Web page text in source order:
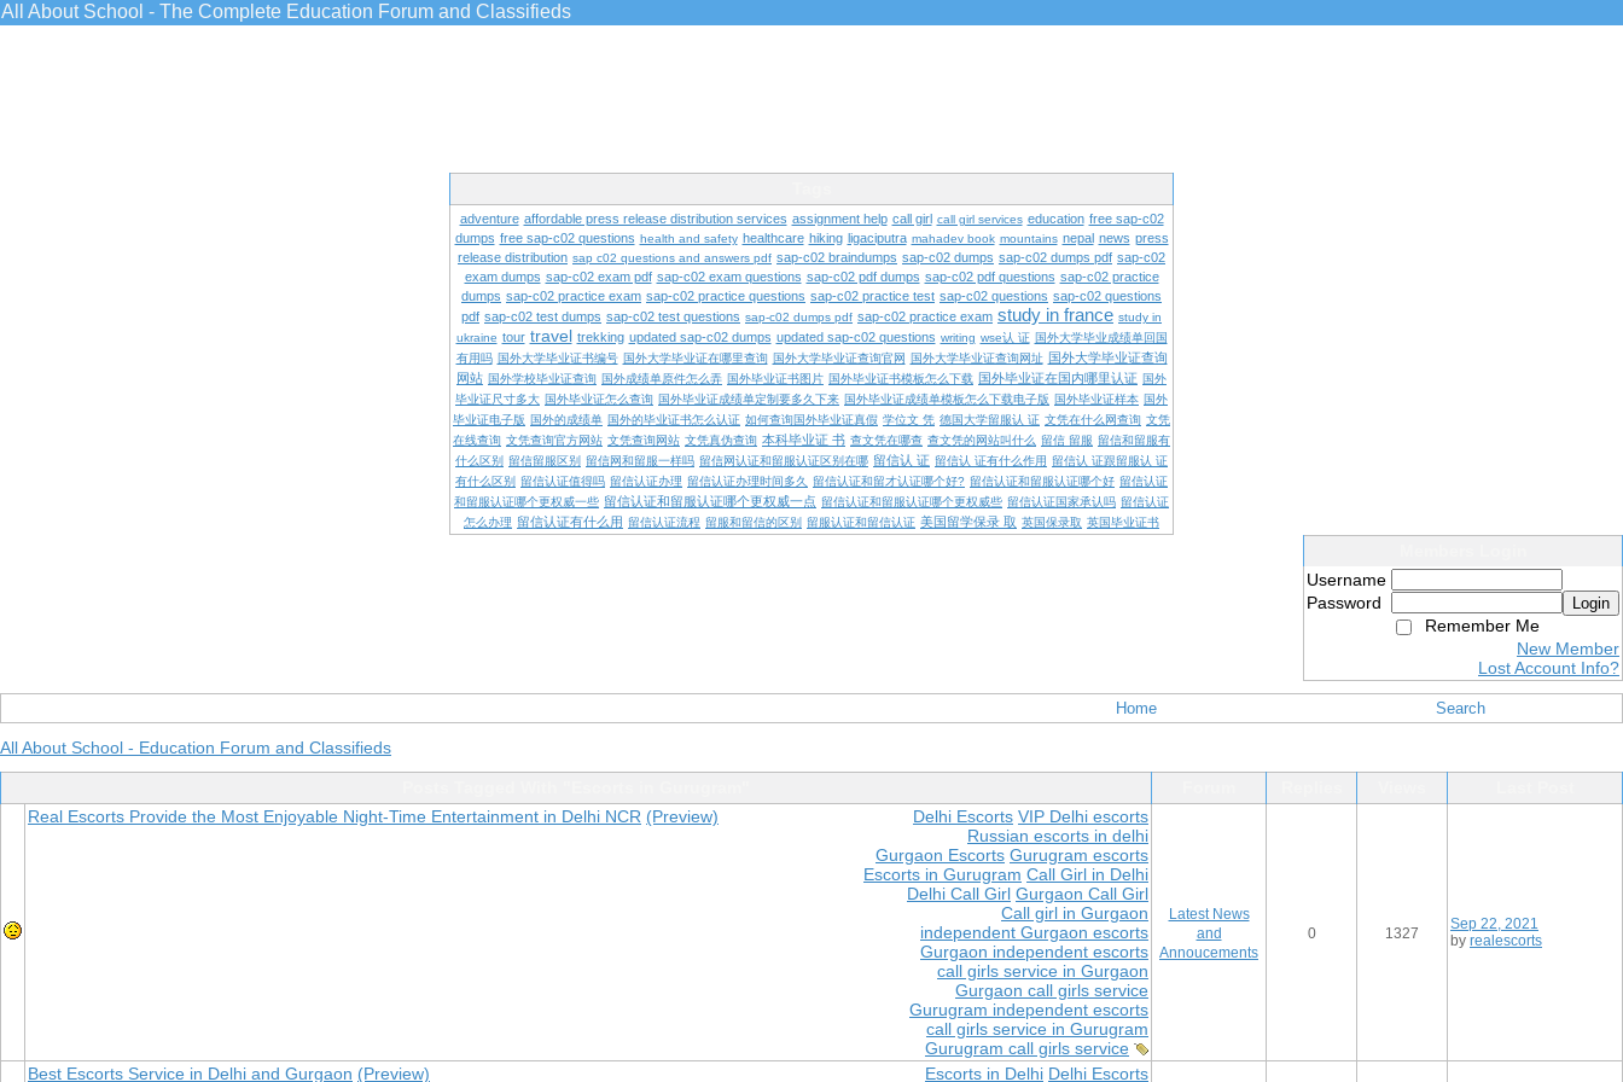
All About School - The Complete Education Forum and Classifieds
adventure affordable press release distribution services assignment help call girl call girl services education free sap-c02
dumps free sap-c02 questions health and safety healthcare hiking ligaciputra mahadev book mountains nepal news press
release distribution sap c02 questions and answers pdf sap-c02 braindumps sap-c02 dumps sap-c02 dumps pdf sap-c02
exam dumps sap-c02 exam pdf sap-c02 exam questions sap-c02 pdf dumps sap-c02 pdf questions sap-c02 practice
dumps sap-c02 practice exam sap-c02 practice questions sap-c02 practice test sap-c02 questions sap-c02 questions
pdf sap-c02 test dumps sap-c02 test questions sap-c02 dumps pdf sap-c02 practice exam study in france study in
ukraine tour travel trekking updated sap-c02 dumps updated sap-c02 questions writing wse认 证 国外大学毕业成绩单回国
有用吗 国外大学毕业证书编号 国外大学毕业证在哪里查询 国外大学毕业证查询官网 国外大学毕业证查询网址 国外大学毕业证查询
网站 国外学校毕业证查询 国外成绩单原件怎么弄 国外毕业证书图片 国外毕业证书模板怎么下载 国外毕业证在国内哪里认证 国外
毕业证尺寸多大 国外毕业证怎么查询 国外毕业证成绩单定制要多久下来 国外毕业证成绩单模板怎么下载电子版 国外毕业证样本 国外
毕业证电子版 国外的成绩单 国外的毕业证书怎么认证 如何查询国外毕业证真假 学位文 凭 德国大学留服认 证 文凭在什么网查询 文凭
在线查询 文凭查询官方网站 文凭查询网站 文凭真伪查询 本科毕业证 书 查文凭在哪查 查文凭的网站叫什么 留信 留服 留信和留服有
什么区别 留信留服区别 留信网和留服一样吗 留信网认证和留服认证区别在哪 留信认 证 留信认 证有什么作用 留信认 证跟留服认 证
有什么区别 留信认证值得吗 留信认证办理 留信认证办理时间多久 留信认证和留才认证哪个好? 留信认证和留服认证哪个好 留信认证
和留服认证哪个更权威一些 留信认证和留服认证哪个更权威一点 留信认证和留服认证哪个更权威些 留信认证国家承认吗 留信认证
怎么办理 留信认证有什么用 留信认证流程 留服和留信的区别 留服认证和留信认证 美国留学保录 取 英国保录取 英国毕业证书
Username
Password
Login
Remember Me
New Member
Lost Account Info?
Home Search
All About School - Education Forum and Classifieds
Delhi Escorts VIP Delhi escorts
Russian escorts in delhi
Gurgaon Escorts Gurugram escorts
Escorts in Gurugram Call Girl in Delhi
Delhi Call Girl Gurgaon Call Girl
Call girl in Gurgaon
independent Gurgaon escorts
Gurgaon independent escorts
call girls service in Gurgaon
Gurgaon call girls service
Gurugram independent escorts
call girls service in Gurugram
Gurugram call girls service
Real Escorts Provide the Most Enjoyable Night-Time Entertainment in Delhi NCR (Preview)
Latest News
and
Annoucements
0 1327
Sep 22, 2021
by realescorts
Escorts in Delhi Delhi Escorts
Best Escorts Service in Delhi and Gurgaon (Preview)